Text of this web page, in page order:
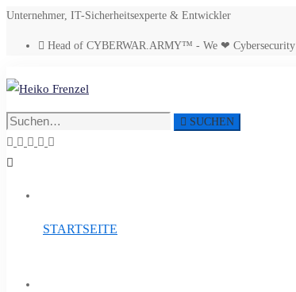
Unternehmer, IT-Sicherheitsexperte & Entwickler
Head of CYBERWAR.ARMY™ - We ❤ Cybersecurity
Suche
nach:
SUCHEN
STARTSEITE